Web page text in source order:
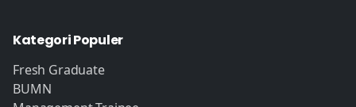
Kategori Populer
Fresh Graduate
BUMN